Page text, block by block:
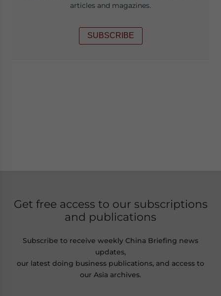
articles and magazines.
SUBSCRIBE
Get free access to our subscriptions
and publications
Subscribe to receive weekly China Briefing news
updates,
our latest doing business publications, and access to
our Asia archives.